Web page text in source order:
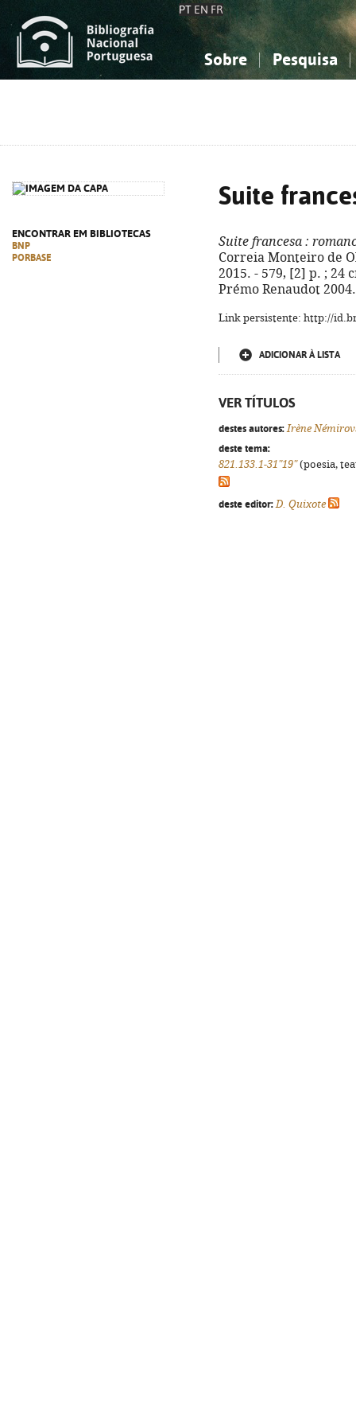
PT EN FR
Sobre Pesquisa
ENCONTRAR EM BIBLIOTECAS
BNP
PORBASE
Suite
Suite francesa :
Correia Monteiro de
2015. - 579, [2] p. ; 24
Prémo Renaudot
Link persistente: http://
ADICIONAR À LISTA
VER TÍTULOS
destes autores: Irène
deste tema:
821.133.1-31"19"(poesia,
deste editor: D. Quixote